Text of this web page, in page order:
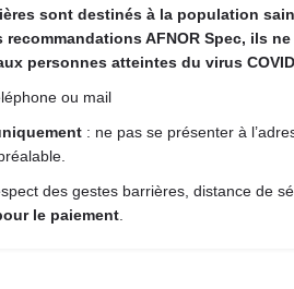
sont destinés à la population
recommandations AFNOR Spec, ils
personnes atteintes du virus
ou mail
: ne pas se présenter à
des gestes barrières, distance de
le paiement